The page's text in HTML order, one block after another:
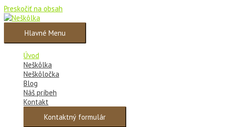
Preskočiť na obsah
Hlavné Menu
Úvod
Neškôlka
Neškôločka
Blog
Náš príbeh
Kontakt
Kontaktný formulár